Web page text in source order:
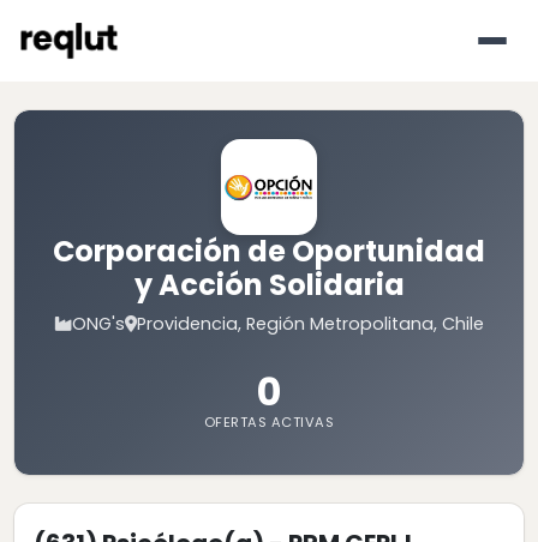
Corporación de Oportunidad
y Acción Solidaria
ONG's Providencia, Región Metropolitana, Chile
0
OFERTAS ACTIVAS